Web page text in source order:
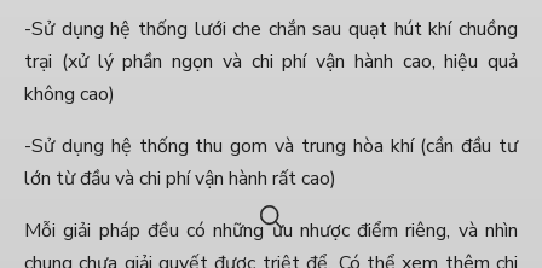
-Sử dụng hệ thống lưới che chắn sau quạt hút khí chuồng
trại (xử lý phần ngọn và chi phí vận hành cao, hiệu quả
không cao)
-Sử dụng hệ thống thu gom và trung hòa khí (cần đầu tư
lớn từ đầu và chi phí vận hành rất cao)
Mỗi giải pháp đều có những ưu nhược điểm riêng, và nhìn